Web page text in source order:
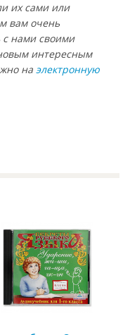
их сами или
вам очень
с нами своими
интересным
на электронную